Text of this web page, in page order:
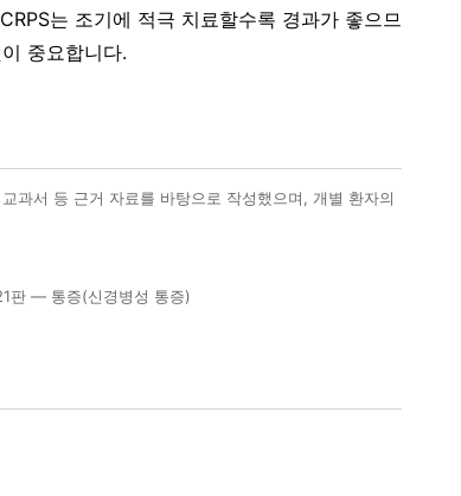
는 조기에 적극 치료할수록 경과가 좋으므
중요합니다.
과서 등 근거 자료를 바탕으로 작성했으며, 개별 환자의
판 — 통증(신경병성 통증)